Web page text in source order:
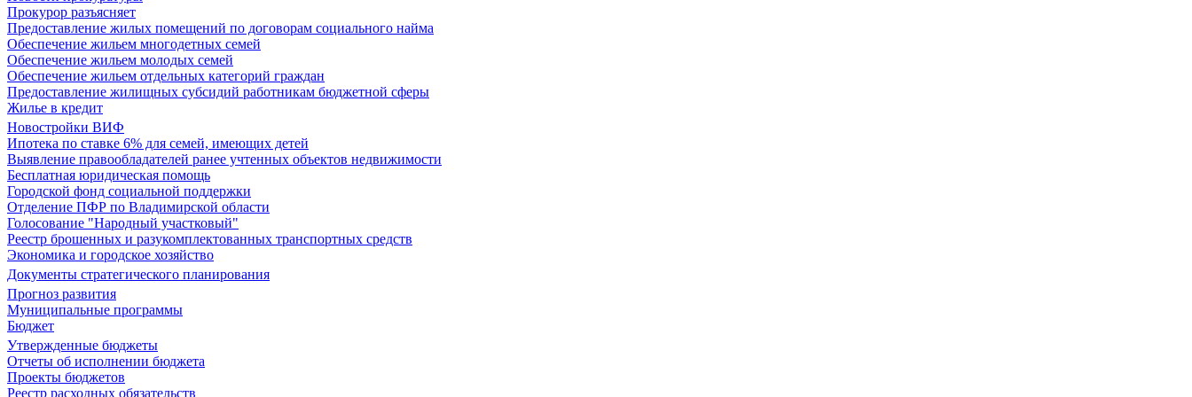
Прокурор разъясняет
Предоставление жилых помещений по договорам социального найма
Обеспечение жильем многодетных семей
Обеспечение жильем молодых семей
Обеспечение жильем отдельных категорий граждан
Предоставление жилищных субсидий работникам бюджетной сферы
Жилье в кредит
Новостройки ВИФ
Ипотека по ставке 6% для семей, имеющих детей
Выявление правообладателей ранее учтенных объектов недвижимости
Бесплатная юридическая помощь
Городской фонд социальной поддержки
Отделение ПФР по Владимирской области
Голосование "Народный участковый"
Реестр брошенных и разукомплектованных транспортных средств
Экономика и городское хозяйство
Документы стратегического планирования
Прогноз развития
Муниципальные программы
Бюджет
Утвержденные бюджеты
Отчеты об исполнении бюджета
Проекты бюджетов
Реестр расходных обязательств